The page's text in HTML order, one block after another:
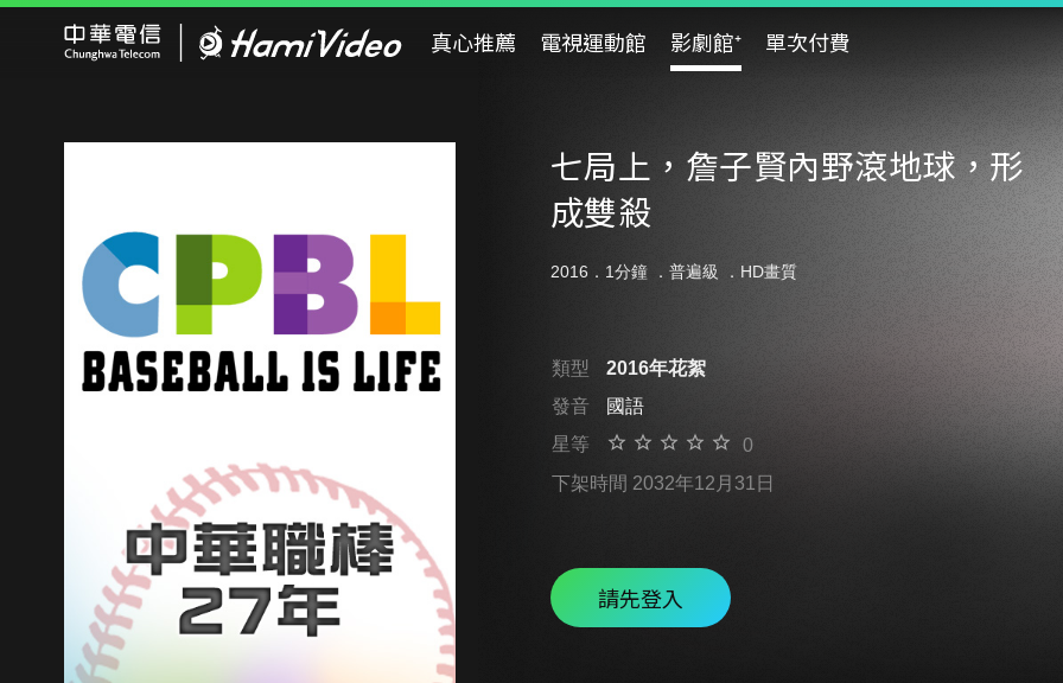
真心推薦 電視運動館 影劇館⁺ 單次付費
七局上，詹子賢內野滾地球，形
成雙殺
2016．1分鐘 ． 普遍級 ．HD畫質
類型
2016年花絮
發音
國語
星等
0
下架時間 2032年12月31日
請先登入